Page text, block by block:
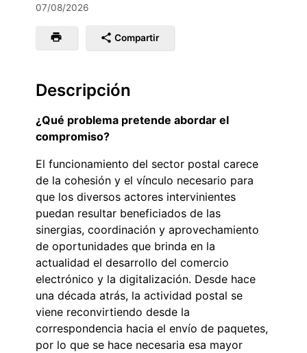
07/08/2026
Compartir
Descripción
¿Qué problema pretende abordar el
compromiso?
El funcionamiento del sector postal carece
de la cohesión y el vínculo necesario para
que los diversos actores intervinientes
puedan resultar beneficiados de las
sinergias, coordinación y aprovechamiento
de oportunidades que brinda en la
actualidad el desarrollo del comercio
electrónico y la digitalización. Desde hace
una década atrás, la actividad postal se
viene reconvirtiendo desde la
correspondencia hacia el envío de paquetes,
por lo que se hace necesaria esa mayor